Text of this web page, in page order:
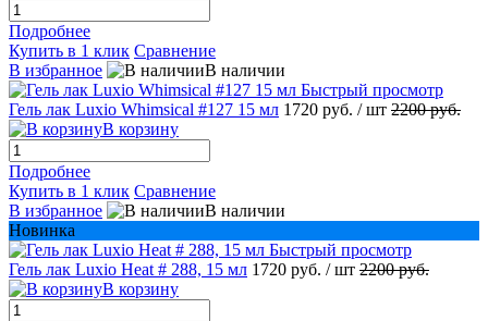
Подробнее
Купить в 1 клик Сравнение
В избранное
В наличии
Быстрый просмотр
Гель лак Luxio Whimsical #127 15 мл 1720 руб. / шт 2200 руб.
В корзину
Подробнее
Купить в 1 клик Сравнение
В избранное
В наличии
Новинка
Быстрый просмотр
Гель лак Luxio Heat # 288, 15 мл 1720 руб. / шт 2200 руб.
В корзину